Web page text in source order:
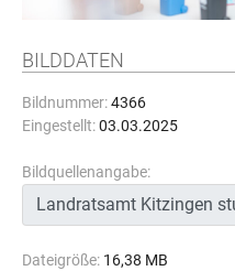
BILDDATEN
Bildnummer:4366
Eingestellt:03.03.2025
Bildquellenangabe:
Dateigröße: 16,38 MB